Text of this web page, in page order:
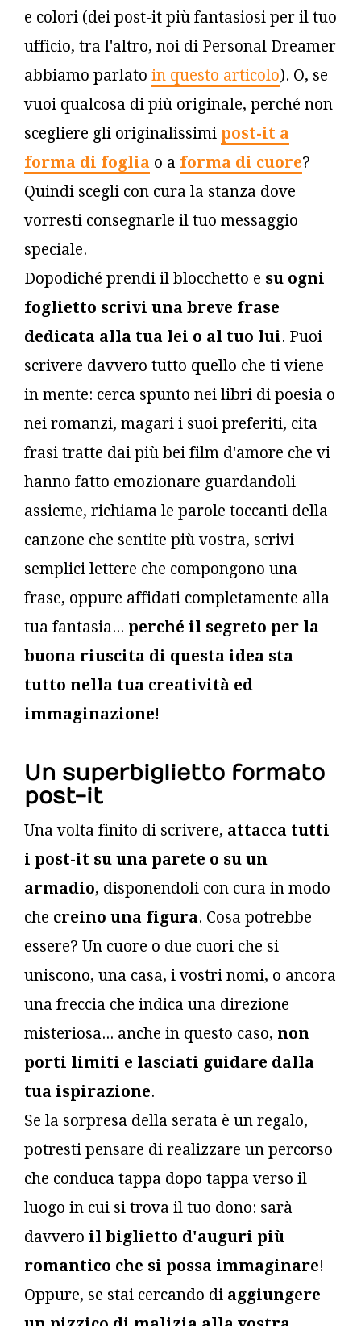
e colori (dei post-it più fantasiosi per il tuo
ufficio, tra l'altro, noi di Personal Dreamer
abbiamo parlato in questo articolo). O, se
vuoi qualcosa di più originale, perché non
scegliere gli originalissimi post-it a
forma di foglia o a forma di cuore?
Quindi scegli con cura la stanza dove
vorresti consegnarle il tuo messaggio
speciale.
Dopodiché prendi il blocchetto e su ogni
foglietto scrivi una breve frase
dedicata alla tua lei o al tuo lui. Puoi
scrivere davvero tutto quello che ti viene
in mente: cerca spunto nei libri di poesia o
nei romanzi, magari i suoi preferiti, cita
frasi tratte dai più bei film d'amore che vi
hanno fatto emozionare guardandoli
assieme, richiama le parole toccanti della
canzone che sentite più vostra, scrivi
semplici lettere che compongono una
frase, oppure affidati completamente alla
tua fantasia... perché il segreto per la
buona riuscita di questa idea sta
tutto nella tua creatività ed
immaginazione!
Un superbiglietto formato
post-it
Una volta finito di scrivere, attacca tutti
i post-it su una parete o su un
armadio, disponendoli con cura in modo
che creino una figura. Cosa potrebbe
essere? Un cuore o due cuori che si
uniscono, una casa, i vostri nomi, o ancora
una freccia che indica una direzione
misteriosa... anche in questo caso, non
porti limiti e lasciati guidare dalla
tua ispirazione.
Se la sorpresa della serata è un regalo,
potresti pensare di realizzare un percorso
che conduca tappa dopo tappa verso il
luogo in cui si trova il tuo dono: sarà
davvero il biglietto d'auguri più
romantico che si possa immaginare!
Oppure, se stai cercando di aggiungere